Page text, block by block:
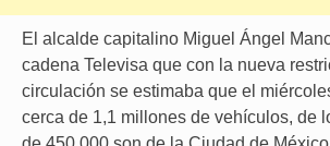
El alcalde capitalino Miguel Ángel
cadena Televisa que con la nueva
circulación se estimaba que el
cerca de 1,1 millones de vehículos, de